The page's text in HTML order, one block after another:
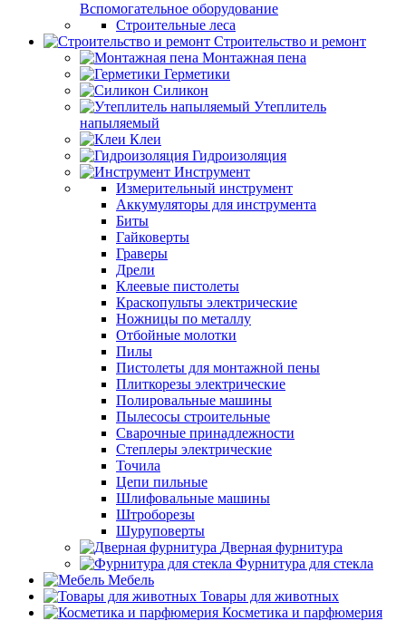
Вспомогательное оборудование
Строительные леса
Строительство и ремонт
Монтажная пена
Герметики
Силикон
Утеплитель
напыляемый
Клеи
Гидроизоляция
Инструмент
Измерительный инструмент
Аккумуляторы для инструмента
Биты
Гайковерты
Граверы
Дрели
Клеевые пистолеты
Краскопульты электрические
Ножницы по металлу
Отбойные молотки
Пилы
Пистолеты для монтажной пены
Плиткорезы электрические
Полировальные машины
Пылесосы строительные
Сварочные принадлежности
Степлеры электрические
Точила
Цепи пильные
Шлифовальные машины
Штроборезы
Шуруповерты
Дверная фурнитура
Фурнитура для стекла
Мебель
Товары для животных
Косметика и парфюмерия